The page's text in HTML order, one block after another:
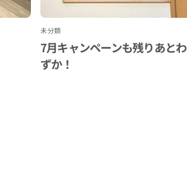
未分類
7月キャンペーンも残りあとわ
ずか！